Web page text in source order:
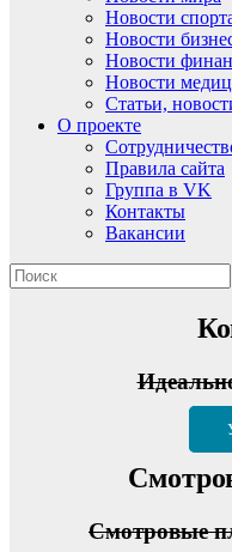
Новости
Новости
Новости
Новости
Статьи,
О проекте
Правила сайта
Группа в VK
Контакты
Вакансии
Смотровые